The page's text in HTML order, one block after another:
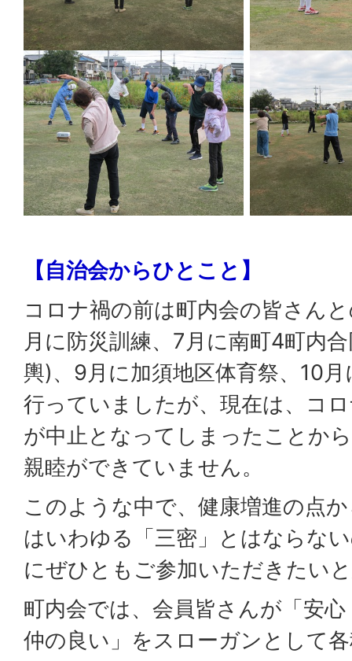
【自治会からひとこと】
コロナ禍の前は町内会の皆さん
月に防災訓練、7月に南町4町内
輿)、9月に加須地区体育祭、10
行っていましたが、現在は、コ
が中止となってしまったことか
親睦ができていません。
このような中で、健康増進の点
はいわゆる「三密」とはならな
にぜひともご参加いただきたい
町内会では、会員皆さんが「安
仲の良い」をスローガンとして